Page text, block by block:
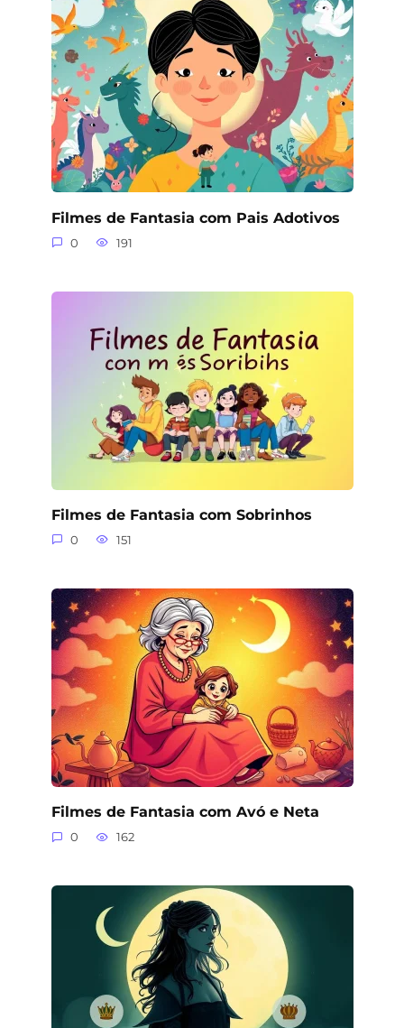
Filmes de Fantasia com Pais Adotivos
0 191
Filmes de Fantasia com Sobrinhos
0 151
Filmes de Fantasia com Avó e Neta
0 162